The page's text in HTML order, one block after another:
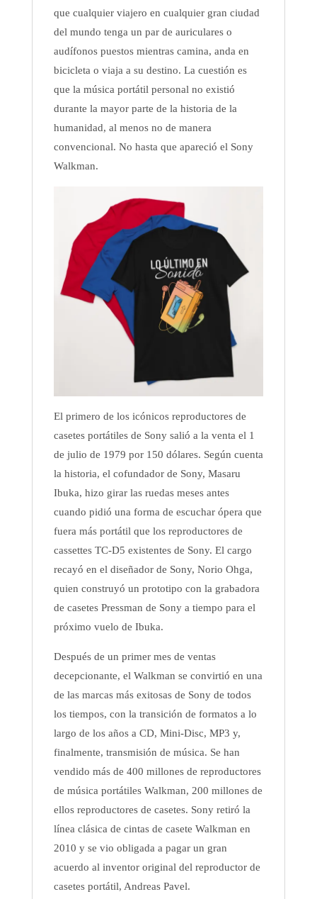
que cualquier viajero en cualquier gran ciudad
del mundo tenga un par de auriculares o
audífonos puestos mientras camina, anda en
bicicleta o viaja a su destino. La cuestión es
que la música portátil personal no existió
durante la mayor parte de la historia de la
humanidad, al menos no de manera
convencional. No hasta que apareció el Sony
Walkman.
El primero de los icónicos reproductores de
casetes portátiles de Sony salió a la venta el 1
de julio de 1979 por 150 dólares. Según cuenta
la historia, el cofundador de Sony, Masaru
Ibuka, hizo girar las ruedas meses antes
cuando pidió una forma de escuchar ópera que
fuera más portátil que los reproductores de
cassettes TC-D5 existentes de Sony. El cargo
recayó en el diseñador de Sony, Norio Ohga,
quien construyó un prototipo con la grabadora
de casetes Pressman de Sony a tiempo para el
próximo vuelo de Ibuka.
Después de un primer mes de ventas
decepcionante, el Walkman se convirtió en una
de las marcas más exitosas de Sony de todos
los tiempos, con la transición de formatos a lo
largo de los años a CD, Mini-Disc, MP3 y,
finalmente, transmisión de música. Se han
vendido más de 400 millones de reproductores
de música portátiles Walkman, 200 millones de
ellos reproductores de casetes. Sony retiró la
línea clásica de cintas de casete Walkman en
2010 y se vio obligada a pagar un gran
acuerdo al inventor original del reproductor de
casetes portátil, Andreas Pavel.